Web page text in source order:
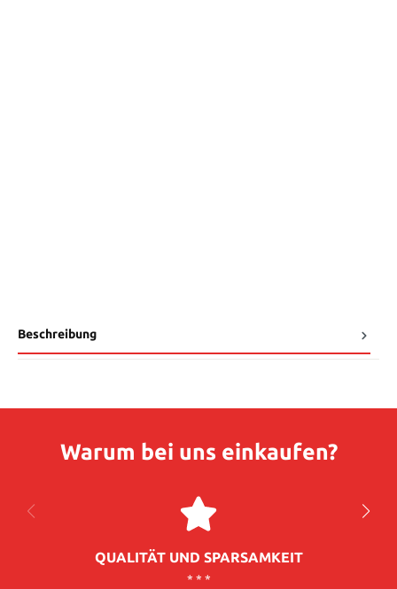
Beschreibung
Warum bei uns einkaufen?
QUALITÄT UND SPARSAMKEIT
* * *